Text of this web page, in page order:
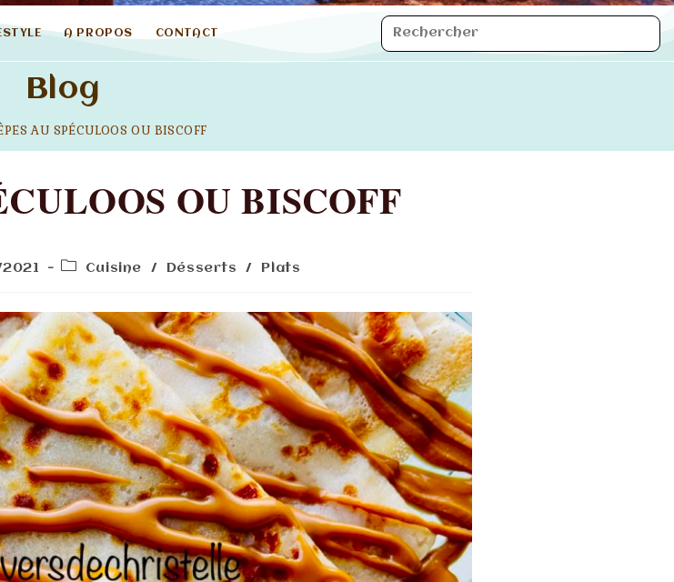
A PROPOS CONTACT
Blog
AU SPÉCULOOS OU BISCOFF
OU BISCOFF
Cuisine / Désserts / Plats